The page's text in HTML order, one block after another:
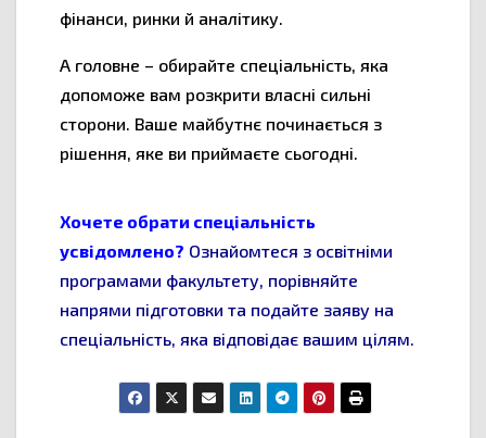
фінанси, ринки й аналітику.
А головне – обирайте спеціальність, яка
допоможе вам розкрити власні сильні
сторони. Ваше майбутнє починається з
рішення, яке ви приймаєте сьогодні.
Хочете обрати спеціальність
усвідомлено? Ознайомтеся з освітніми
програмами факультету, порівняйте
напрями підготовки та подайте заяву на
спеціальність, яка відповідає вашим цілям.